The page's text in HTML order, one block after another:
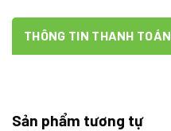
THÔNG TIN THANH TOÁN
Sản phẩm tương tự